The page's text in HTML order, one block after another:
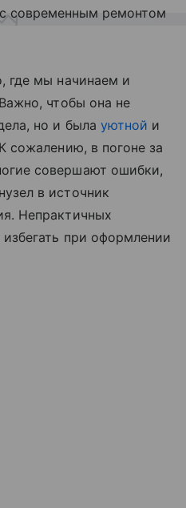
где мы начинаем и
чтобы она не
но и была уютной и
сожалению, в погоне за
совершают ошибки,
в источник
Непрактичных
при оформлении